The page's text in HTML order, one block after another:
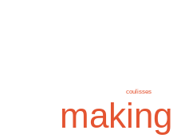
making
coulisses